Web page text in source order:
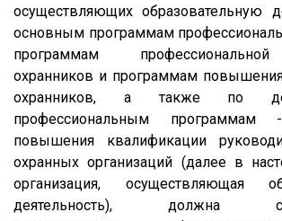
осуществляющих образовательную
основным программам
программам
охранников и программам
охранников, а также по
профессиональным программам
повышения квалификации
охранных организаций (далее в
организация, осуществляющая
деятельность), должна